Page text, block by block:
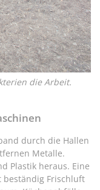
die Arbeit.
durch die Hallen
Metalle.
Plastik heraus. Eine
Frischluft